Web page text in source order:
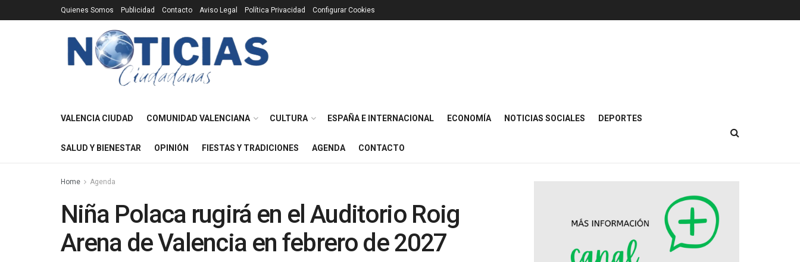
Quienes Somos Publicidad Contacto Aviso Legal Política Privacidad Configurar Cookies
VALENCIA CIUDAD COMUNIDAD VALENCIANA CULTURA ESPAÑA E INTERNACIONAL ECONOMÍA NOTICIAS SOCIALES DEPORTES
SALUD Y BIENESTAR OPINIÓN FIESTAS Y TRADICIONES AGENDA CONTACTO
Home Agenda
Niña Polaca rugirá en el Auditorio Roig
Arena de Valencia en febrero de 2027